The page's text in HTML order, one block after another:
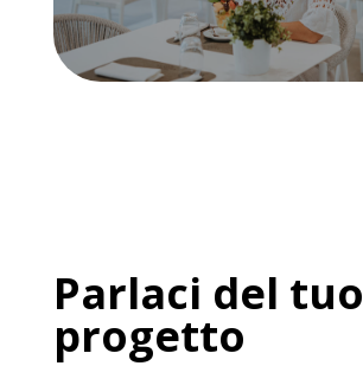
Parlaci del tuo
progetto